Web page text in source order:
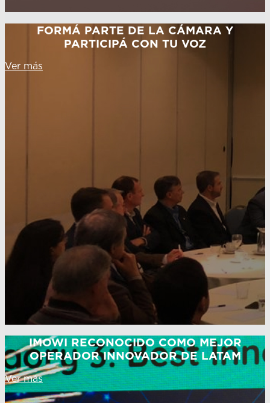
FORMÁ PARTE DE LA CÁMARA Y
PARTICIPÁ CON TU VOZ
Ver más
IMOWI RECONOCIDO COMO MEJOR
OPERADOR INNOVADOR DE LATAM
Ver más